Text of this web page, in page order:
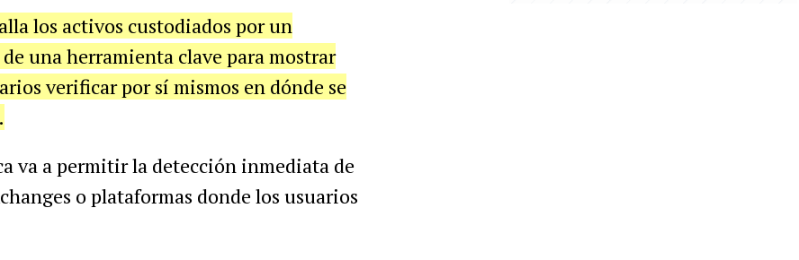
los activos custodiados por un
una herramienta clave para mostrar
verificar por sí mismos en dónde se
va a permitir la detección inmediata de
o plataformas donde los usuarios